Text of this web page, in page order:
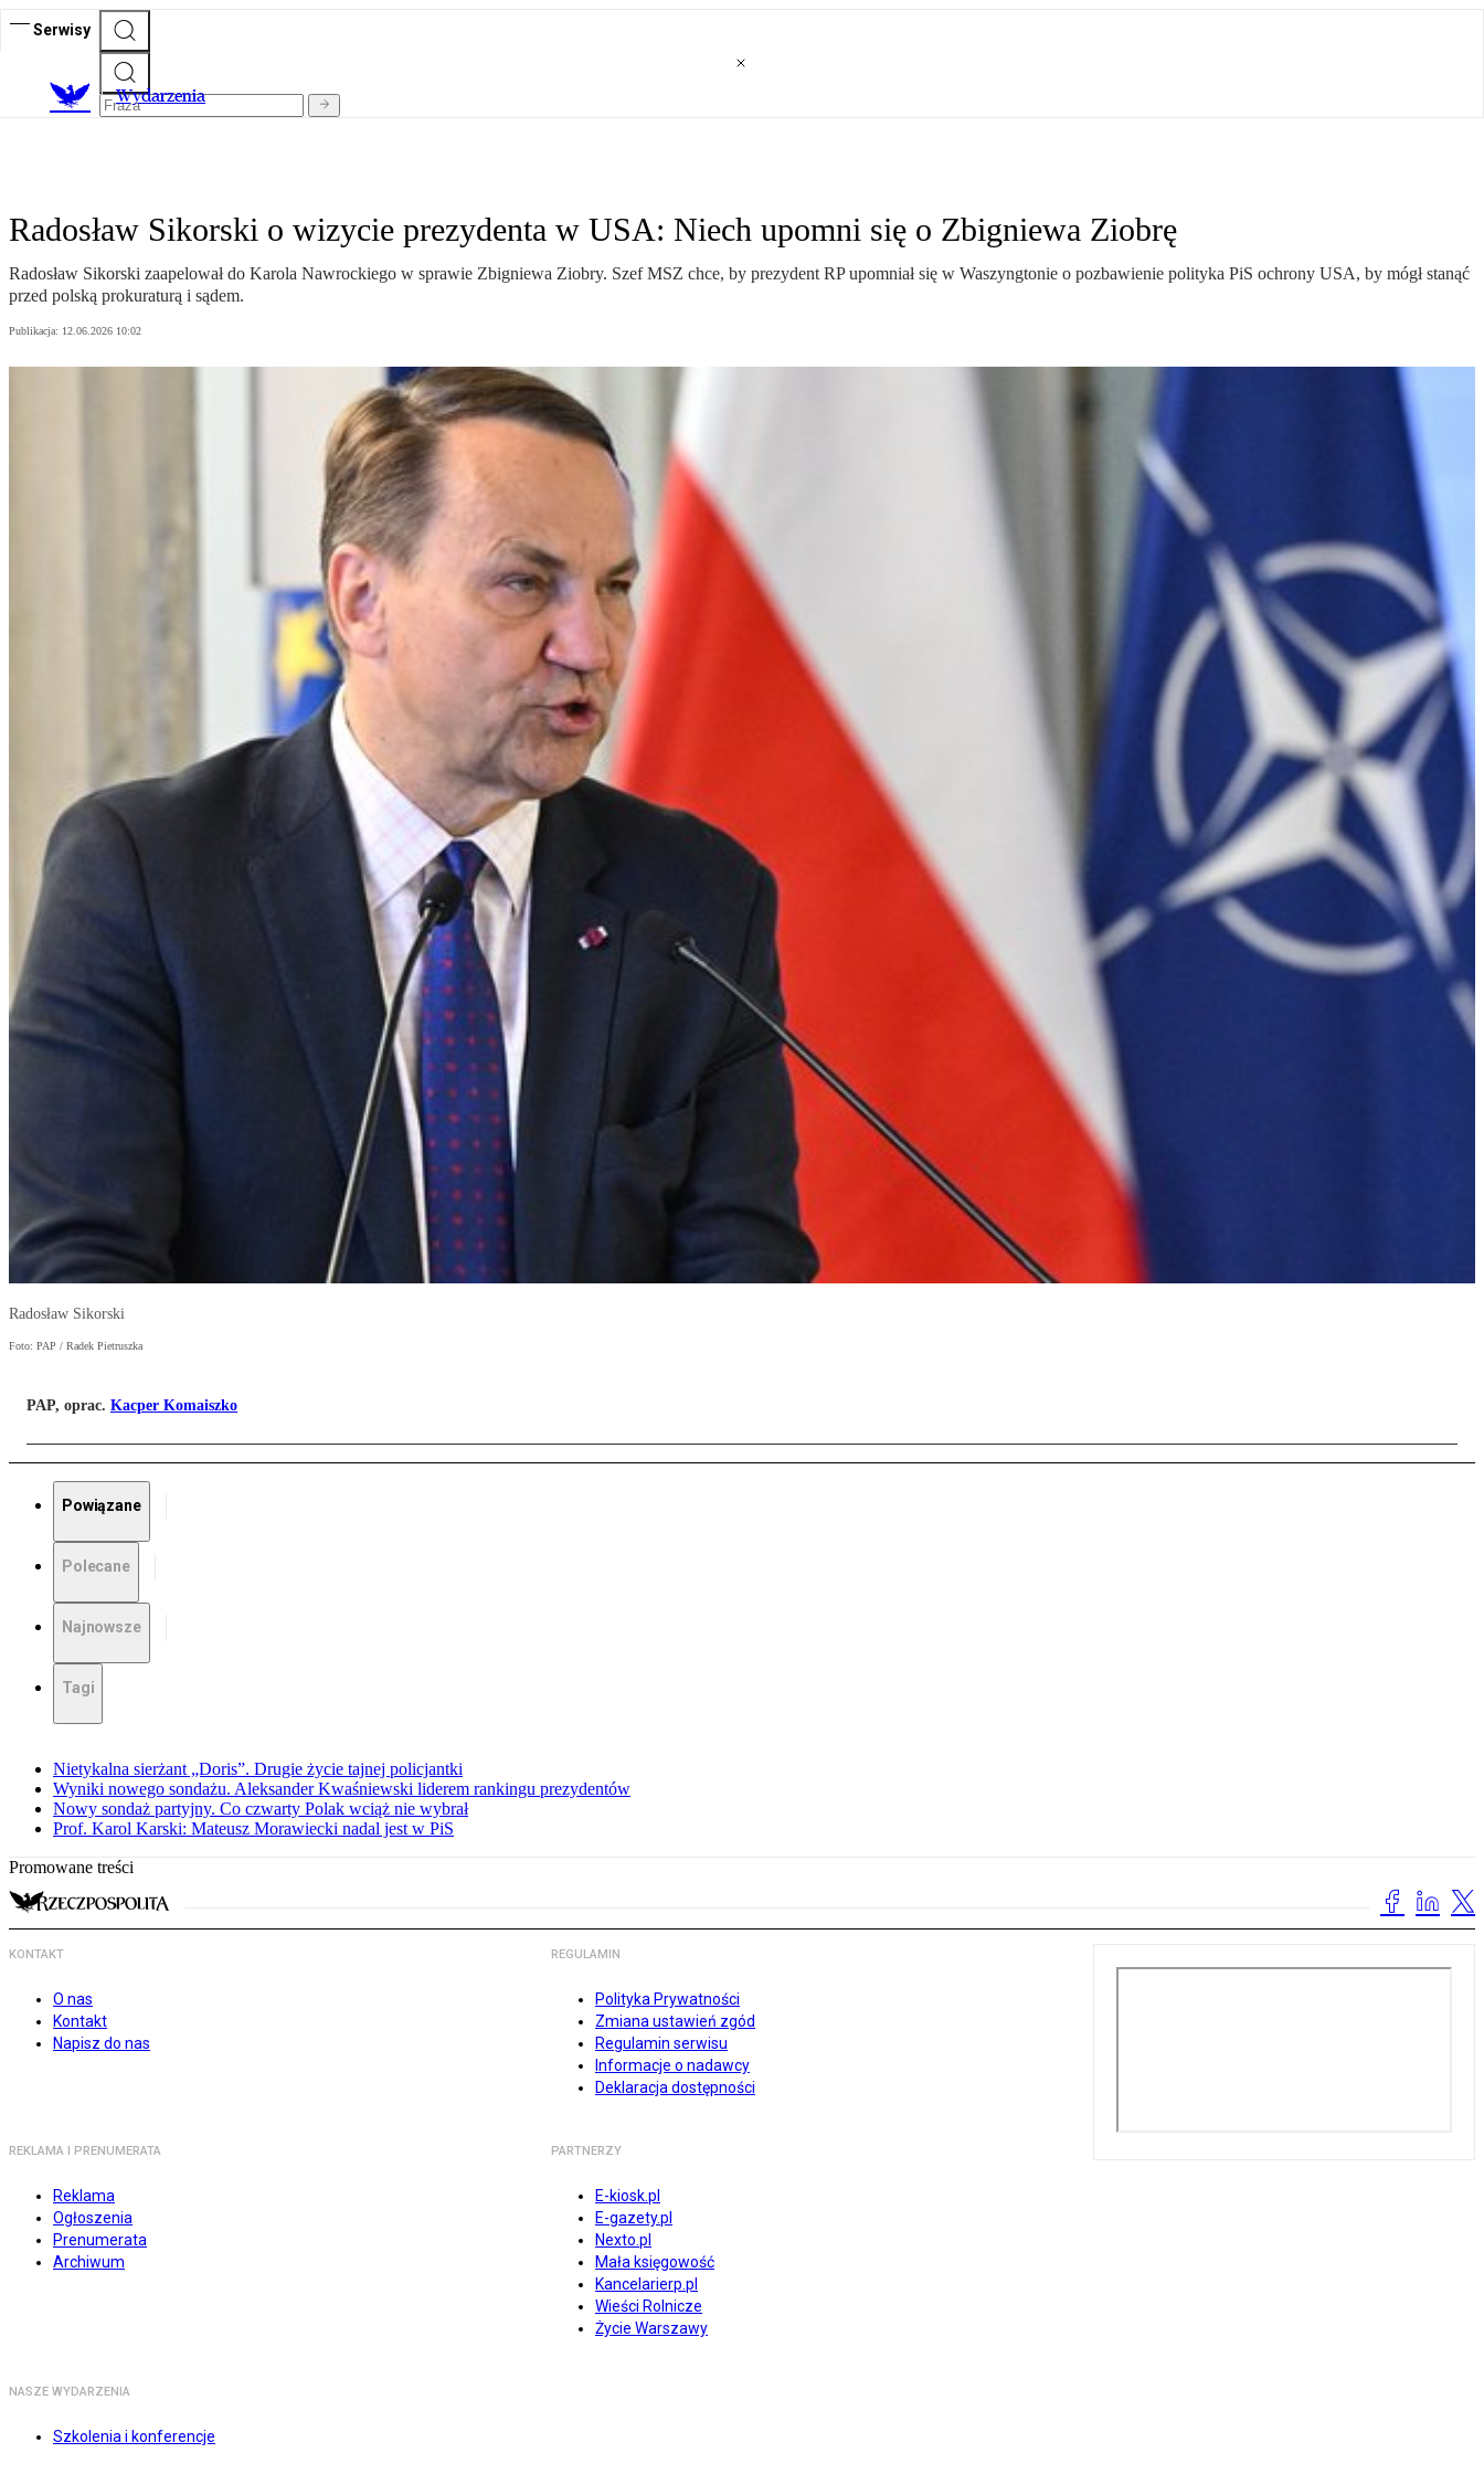
Serwisy
Wydarzenia
Radosław Sikorski o wizycie prezydenta w USA: Niech upomni się o Zbigniewa Ziobrę
Radosław Sikorski zaapelował do Karola Nawrockiego w sprawie Zbigniewa Ziobry. Szef MSZ chce, by prezydent RP upomniał się w Waszyngtonie o pozbawienie polityka PiS ochrony USA, by mógł stanąć
przed polską prokuraturą i sądem.
Publikacja: 12.06.2026 10:02
Radosław Sikorski
Foto: PAP / Radek Pietruszka
PAP, oprac. Kacper Komaiszko
Powiązane
Polecane
Najnowsze
Tagi
Nietykalna sierżant „Doris”. Drugie życie tajnej policjantki
Wyniki nowego sondażu. Aleksander Kwaśniewski liderem rankingu prezydentów
Nowy sondaż partyjny. Co czwarty Polak wciąż nie wybrał
Prof. Karol Karski: Mateusz Morawiecki nadal jest w PiS
Promowane treści
KONTAKT
O nas
Kontakt
Napisz do nas
REGULAMIN
Polityka Prywatności
Zmiana ustawień zgód
Regulamin serwisu
Informacje o nadawcy
Deklaracja dostępności
REKLAMA I PRENUMERATA
Reklama
Ogłoszenia
Prenumerata
Archiwum
PARTNERZY
E-kiosk.pl
E-gazety.pl
Nexto.pl
Mała księgowość
Kancelarierp.pl
Wieści Rolnicze
Życie Warszawy
NASZE WYDARZENIA
Szkolenia i konferencje